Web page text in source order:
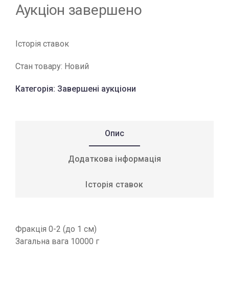
Аукціон завершено
Історія ставок
Стан товару: Новий
Категорія: Завершені аукціони
Опис
Додаткова інформація
Історія ставок
Фракція 0-2 (до 1 см)
Загальна вага 10000 г